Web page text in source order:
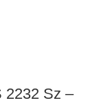
2232 Sz –